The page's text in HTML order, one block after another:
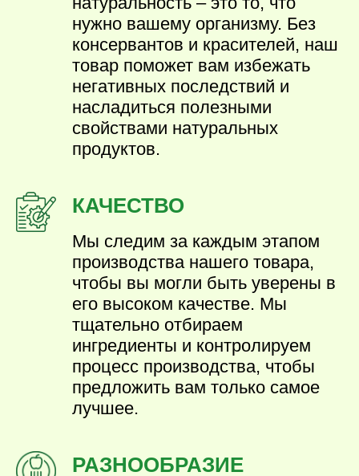
нужно вашему организму. Без
консервантов и красителей, наш
товар поможет вам избежать
негативных последствий и
насладиться полезными
свойствами натуральных
продуктов.
КАЧЕСТВО
Мы следим за каждым этапом
производства нашего товара,
чтобы вы могли быть уверены в
его высоком качестве. Мы
тщательно отбираем
ингредиенты и контролируем
процесс производства, чтобы
предложить вам только самое
лучшее.
РАЗНООБРАЗИЕ